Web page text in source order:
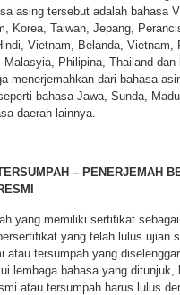
asing tersebut adalah bahasa
Korea, Taiwan, Jepang,
Vietnam, Belanda, Vietnam,
Philipina, Thailand dan
menerjemahkan dari bahasa
bahasa Jawa, Sunda,
daerah lainnya.
– PENERJEMAH
yang memiliki sertifikat sebagai
yang telah lulus ujian
atau tersumpah yang
lembaga bahasa yang ditunjuk,
atau tersumpah harus lulus